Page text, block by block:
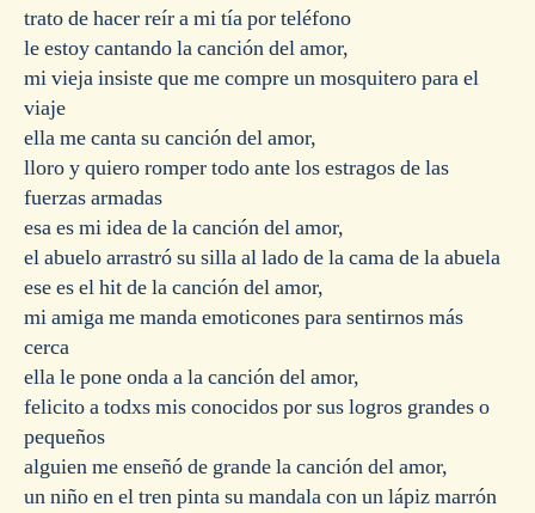
trato de hacer reír a mi tía por teléfono
le estoy cantando la canción del amor,
mi vieja insiste que me compre un mosquitero para el
viaje
ella me canta su canción del amor,
lloro y quiero romper todo ante los estragos de las
fuerzas armadas
esa es mi idea de la canción del amor,
el abuelo arrastró su silla al lado de la cama de la abuela
ese es el hit de la canción del amor,
mi amiga me manda emoticones para sentirnos más
cerca
ella le pone onda a la canción del amor,
felicito a todxs mis conocidos por sus logros grandes o
pequeños
alguien me enseñó de grande la canción del amor,
un niño en el tren pinta su mandala con un lápiz marrón